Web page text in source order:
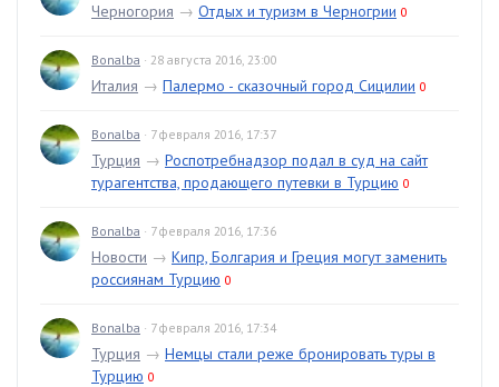
Черногория → Отдых и туризм в Черногрии 0
Bonalba · 28 августа 2016, 23:00
Италия → Палермо - сказочный город Сицилии 0
Bonalba · 7 февраля 2016, 17:37
Турция → Роспотребнадзор подал в суд на сайт
турагентства, продающего путевки в Турцию 0
Bonalba · 7 февраля 2016, 17:36
Новости → Кипр, Болгария и Греция могут заменить
россиянам Турцию 0
Bonalba · 7 февраля 2016, 17:34
Турция → Немцы стали реже бронировать туры в
Турцию 0